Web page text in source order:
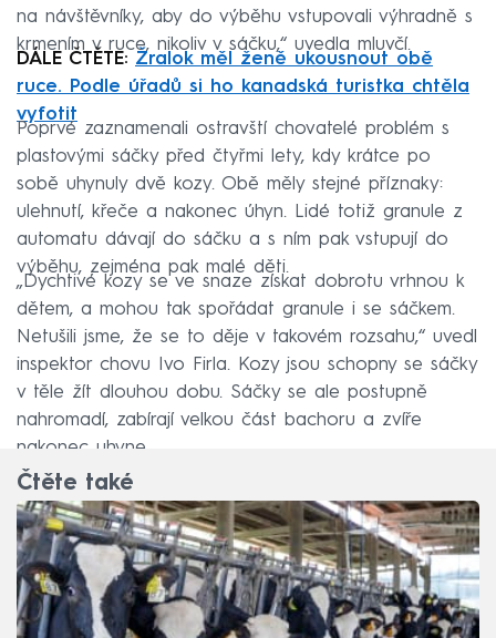
na návštěvníky, aby do výběhu vstupovali výhradně s
krmením v ruce, nikoliv v sáčku,“ uvedla mluvčí.
DÁLE ČTĚTE: Žralok měl ženě ukousnout obě
ruce. Podle úřadů si ho kanadská turistka chtěla
vyfotit
Poprvé zaznamenali ostravští chovatelé problém s
plastovými sáčky před čtyřmi lety, kdy krátce po
sobě uhynuly dvě kozy. Obě měly stejné příznaky:
ulehnutí, křeče a nakonec úhyn. Lidé totiž granule z
automatu dávají do sáčku a s ním pak vstupují do
výběhu, zejména pak malé děti.
„Dychtivé kozy se ve snaze získat dobrotu vrhnou k
dětem, a mohou tak spořádat granule i se sáčkem.
Netušili jsme, že se to děje v takovém rozsahu,“ uvedl
inspektor chovu Ivo Firla. Kozy jsou schopny se sáčky
v těle žít dlouhou dobu. Sáčky se ale postupně
nahromadí, zabírají velkou část bachoru a zvíře
nakonec uhyne.
Čtěte také